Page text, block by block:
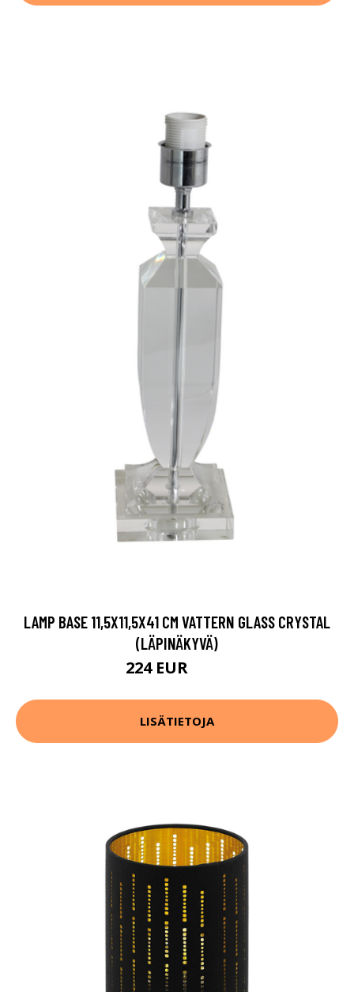
LAMP BASE 11,5X11,5X41 CM VATTERN GLASS CRYSTAL
(LÄPINÄKYVÄ)
224 EUR
LISÄTIETOJA